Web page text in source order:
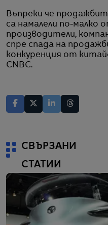
Въпреки че
са намалели по-малко
производители,
спре спада на
конкуренция от
CNBC.
СВЪРЗАНИ
СТАТИИ